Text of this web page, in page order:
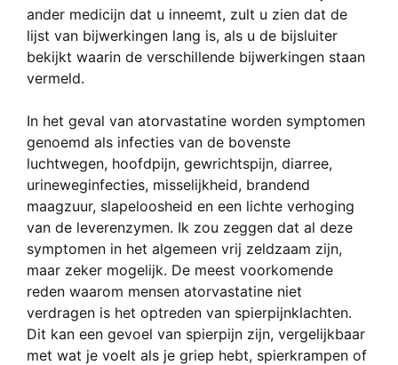
ander medicijn dat u inneemt, zult u zien dat de
lijst van bijwerkingen lang is, als u de bijsluiter
bekijkt waarin de verschillende bijwerkingen staan
vermeld.
In het geval van atorvastatine worden symptomen
genoemd als infecties van de bovenste
luchtwegen, hoofdpijn, gewrichtspijn, diarree,
urineweginfecties, misselijkheid, brandend
maagzuur, slapeloosheid en een lichte verhoging
van de leverenzymen. Ik zou zeggen dat al deze
symptomen in het algemeen vrij zeldzaam zijn,
maar zeker mogelijk. De meest voorkomende
reden waarom mensen atorvastatine niet
verdragen is het optreden van spierpijnklachten.
Dit kan een gevoel van spierpijn zijn, vergelijkbaar
met wat je voelt als je griep hebt, spierkrampen of